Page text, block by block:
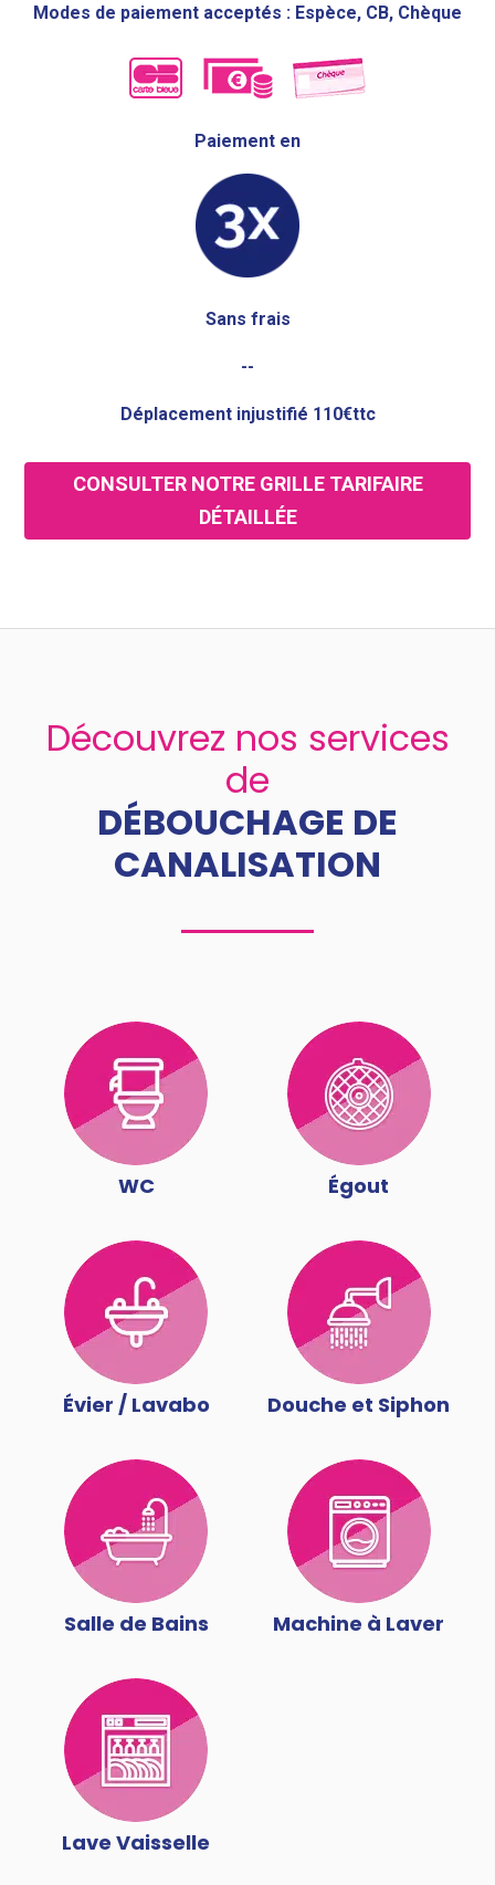
Modes de paiement acceptés : Espèce, CB, Chèque
Paiement en
Sans frais
--
Déplacement injustifié 110€ttc
CONSULTER NOTRE GRILLE TARIFAIRE
DÉTAILLÉE
Découvrez nos services
de
DÉBOUCHAGE DE
CANALISATION
WC Égout
Évier / Lavabo Douche et Siphon
Salle de Bains Machine à Laver
Lave Vaisselle